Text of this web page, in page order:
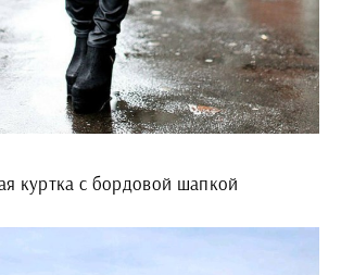
куртка с бордовой шапкой